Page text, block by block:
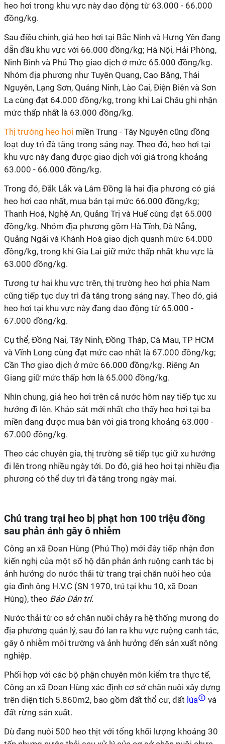
heo hơi trong khu vực này dao động từ 63.000 - 66.000
đồng/kg.
Sau điều chỉnh, giá heo hơi tại Bắc Ninh và Hưng Yên đang
dẫn đầu khu vực với 66.000 đồng/kg; Hà Nội, Hải Phòng,
Ninh Bình và Phú Thọ giao dịch ở mức 65.000 đồng/kg.
Nhóm địa phương như Tuyên Quang, Cao Bằng, Thái
Nguyên, Lạng Sơn, Quảng Ninh, Lào Cai, Điện Biên và Sơn
La cùng đạt 64.000 đồng/kg, trong khi Lai Châu ghi nhận
mức thấp nhất là 63.000 đồng/kg.
Thị trường heo hơi miền Trung - Tây Nguyên cũng đồng
loạt duy trì đà tăng trong sáng nay. Theo đó, heo hơi tại
khu vực này đang được giao dịch với giá trong khoảng
63.000 - 66.000 đồng/kg.
Trong đó, Đắk Lắk và Lâm Đồng là hai địa phương có giá
heo hơi cao nhất, mua bán tại mức 66.000 đồng/kg;
Thanh Hoá, Nghệ An, Quảng Trị và Huế cùng đạt 65.000
đồng/kg. Nhóm địa phương gồm Hà Tĩnh, Đà Nẵng,
Quảng Ngãi và Khánh Hoà giao dịch quanh mức 64.000
đồng/kg, trong khi Gia Lai giữ mức thấp nhất khu vực là
63.000 đồng/kg.
Tương tự hai khu vực trên, thị trường heo hơi phía Nam
cũng tiếp tục duy trì đà tăng trong sáng nay. Theo đó, giá
heo hơi tại khu vực này đang dao động từ 65.000 -
67.000 đồng/kg.
Cụ thể, Đồng Nai, Tây Ninh, Đồng Tháp, Cà Mau, TP HCM
và Vĩnh Long cùng đạt mức cao nhất là 67.000 đồng/kg;
Cần Thơ giao dịch ở mức 66.000 đồng/kg. Riêng An
Giang giữ mức thấp hơn là 65.000 đồng/kg.
Nhìn chung, giá heo hơi trên cả nước hôm nay tiếp tục xu
hướng đi lên. Khảo sát mới nhất cho thấy heo hơi tại ba
miền đang được mua bán với giá trong khoảng 63.000 -
67.000 đồng/kg.
Theo các chuyên gia, thị trường sẽ tiếp tục giữ xu hướng
đi lên trong nhiều ngày tới. Do đó, giá heo hơi tại nhiều địa
phương có thể duy trì đà tăng trong ngày mai.
Chủ trang trại heo bị phạt hơn 100 triệu đồng
sau phản ánh gây ô nhiễm
Công an xã Đoan Hùng (Phú Thọ) mới đây tiếp nhận đơn
kiến nghị của một số hộ dân phản ánh ruộng canh tác bị
ảnh hưởng do nước thải từ trang trại chăn nuôi heo của
gia đình ông H.V.C (SN 1970, trú tại khu 10, xã Đoan
Hùng), theo Báo Dân trí.
Nước thải từ cơ sở chăn nuôi chảy ra hệ thống mương do
địa phương quản lý, sau đó lan ra khu vực ruộng canh tác,
gây ô nhiễm môi trường và ảnh hưởng đến sản xuất nông
nghiệp.
Phối hợp với các bộ phận chuyên môn kiểm tra thực tế,
Công an xã Đoan Hùng xác định cơ sở chăn nuôi xây dựng
trên diện tích 5.860m2, bao gồm đất thổ cư, đất lúa
và
đất rừng sản xuất.
Dù đang nuôi 500 heo thịt với tổng khối lượng khoảng 30